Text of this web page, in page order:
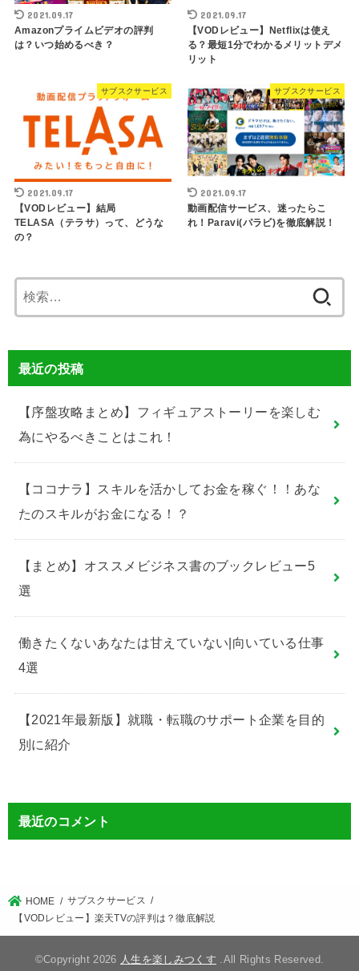
2021.09.17
Amazonプライムビデオの評判
は？いつ始めるべき？
2021.09.17
【VODレビュー】Netflixは使え
る？最短1分でわかるメリットデメ
リット
サブスクサービス
2021.09.17
【VODレビュー】結局
TELASA（テラサ）って、どうな
の？
サブスクサービス
2021.09.17
動画配信サービス、迷ったらこ
れ！Paravi(パラビ)を徹底解説！
索:
最近の投稿
【序盤攻略まとめ】フィギュアストーリーを楽しむ
為にやるべきことはこれ！
【ココナラ】スキルを活かしてお金を稼ぐ！！あな
たのスキルがお金になる！？
【まとめ】オススメビジネス書のブックレビュー5
選
働きたくないあなたは甘えていない|向いている仕事
4選
【2021年最新版】就職・転職のサポート企業を目的
別に紹介
最近のコメント
HOME
サブスクサービス
【VODレビュー】楽天TVの評判は？徹底解説
©Copyright 2026 人生を楽しみつくす .All Rights Reserved.